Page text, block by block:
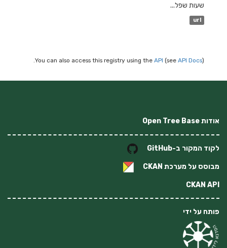
שעות שפל...
url
You can also access this registry using the API (see API Docs).
אודות Open Tree Base
לקוד המקור ב-GitHub
מבוסס על מערכת CKAN
CKAN API
פותח על ידי